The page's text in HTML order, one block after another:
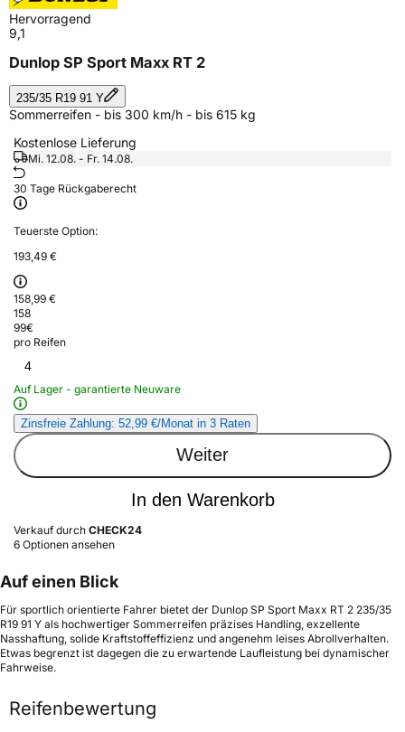
Hervorragend
9,1
Dunlop SP Sport Maxx RT 2
235/35 R19 91 Y
Sommerreifen - bis 300 km/h - bis 615 kg
Kostenlose Lieferung
Mi. 12.08. - Fr. 14.08.
30 Tage Rückgaberecht
Teuerste Option:
193,49 €
158,99 €
158
99€
pro Reifen
4
Auf Lager - garantierte Neuware
Zinsfreie Zahlung: 52,99 €/Monat in 3 Raten
Weiter
In den Warenkorb
Verkauf durch CHECK24
6 Optionen ansehen
Auf einen Blick
Für sportlich orientierte Fahrer bietet der Dunlop SP Sport Maxx RT 2 235/35
R19 91 Y als hochwertiger Sommerreifen präzises Handling, exzellente
Nasshaftung, solide Kraftstoffeffizienz und angenehm leises Abrollverhalten.
Etwas begrenzt ist dagegen die zu erwartende Laufleistung bei dynamischer
Fahrweise.
Reifenbewertung